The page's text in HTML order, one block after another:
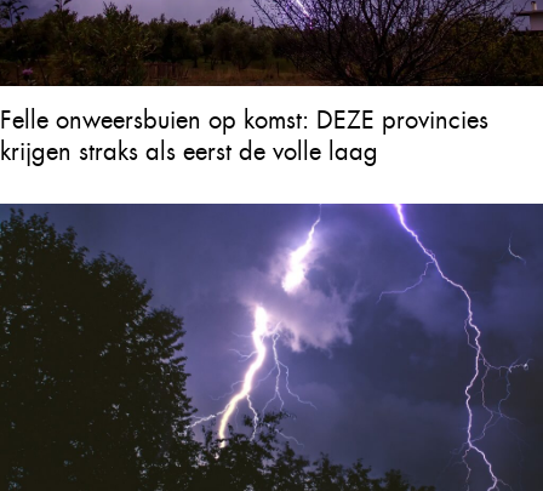
Felle onweersbuien op komst: DEZE provincies
krijgen straks als eerst de volle laag